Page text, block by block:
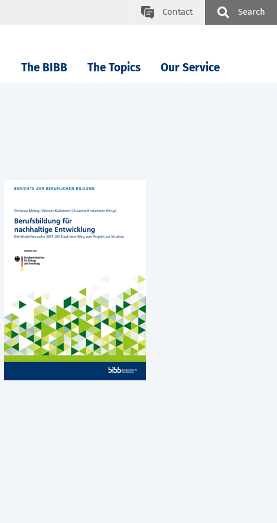
Contact Search
The BIBB The Topics Our Service